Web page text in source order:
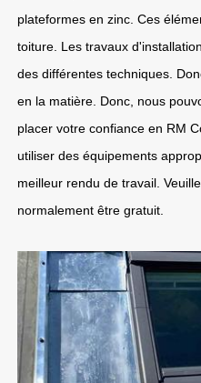
plateformes en zinc. Ces
toiture. Les travaux
des différentes techniques.
en la matière. Donc, nous
placer votre confiance en RM
utiliser des équipements
meilleur rendu de travail.
normalement être gratuit.